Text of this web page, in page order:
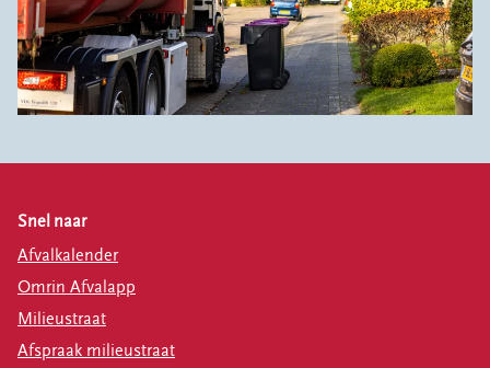
Snel naar
Afvalkalender
Omrin Afvalapp
Milieustraat
Afspraak milieustraat